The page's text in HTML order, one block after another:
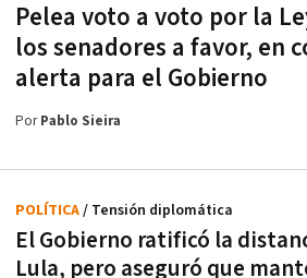
Pelea voto a voto por la
los senadores a favor, en
alerta para el Gobierno
PorPablo Sieira
El Gobierno ratificó la
Lula, pero aseguró que
POLÍTICA/ Tensión diplomática